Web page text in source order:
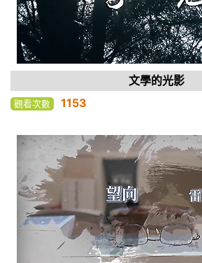
文學的光影
觀看次數 1153